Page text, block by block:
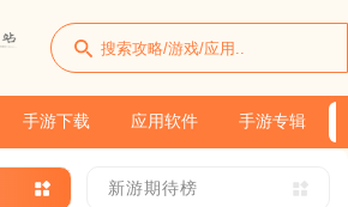
手游下载 应用软件 手游专辑
新游期待榜